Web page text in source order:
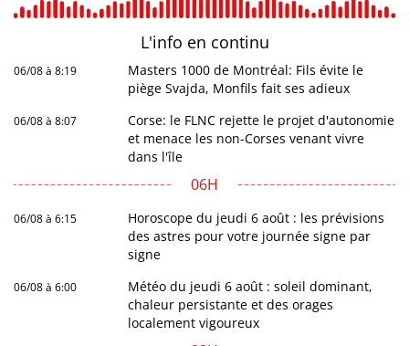
L'info en continu
06/08 à 8:19
Masters 1000 de Montréal: Fils évite le
piège Svajda, Monfils fait ses adieux
06/08 à 8:07
Corse: le FLNC rejette le projet d'autonomie
et menace les non-Corses venant vivre
dans l'île
06H
06/08 à 6:15
Horoscope du jeudi 6 août : les prévisions
des astres pour votre journée signe par
signe
06/08 à 6:00
Météo du jeudi 6 août : soleil dominant,
chaleur persistante et des orages
localement vigoureux